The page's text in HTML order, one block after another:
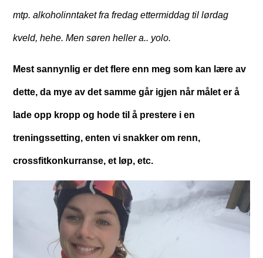
mtp. alkoholinntaket fra fredag ettermiddag til lørdag
kveld, hehe. Men søren heller a.. yolo.
Mest sannynlig er det flere enn meg som kan lære av
dette, da mye av det samme går igjen når målet er å
lade opp kropp og hode til å prestere i en
treningssetting, enten vi snakker om renn,
crossfitkonkurranse, et løp, etc.